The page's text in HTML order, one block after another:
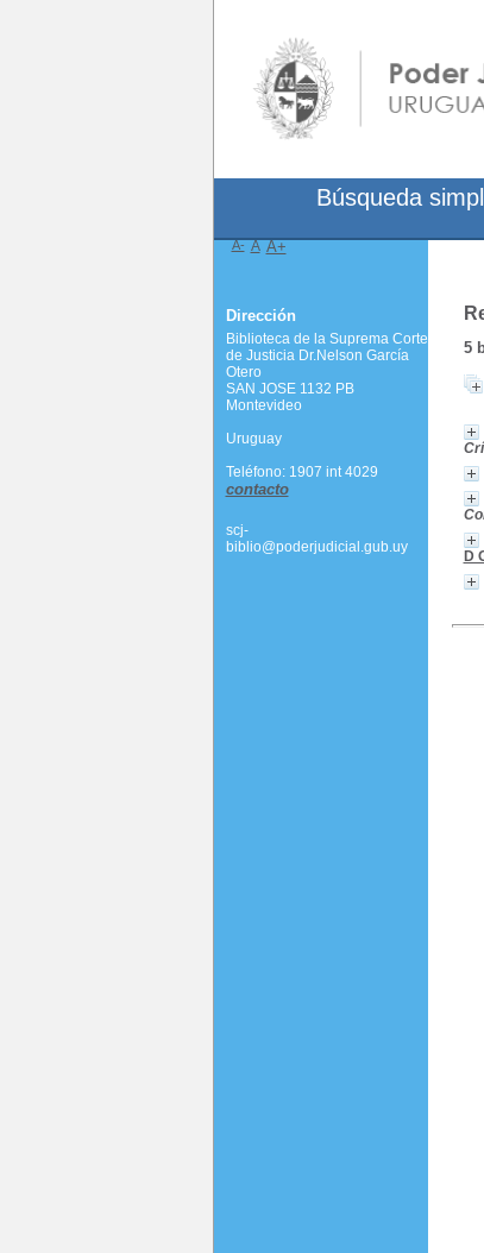
5
D
Búsqueda
A- A A+
Dirección
Biblioteca de la Suprema Corte
de Justicia Dr.Nelson García
Otero
SAN JOSE 1132 PB
Montevideo
Uruguay
Teléfono: 1907 int 4029
contacto
scj-
biblio@poderjudicial.gub.uy